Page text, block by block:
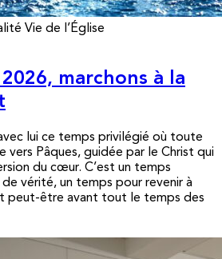
Vie de l’Église
marchons à la
lui ce temps privilégié où toute
vers Pâques, guidée par le Christ qui
du cœur. C’est un temps
vérité, un temps pour revenir à
peut-être avant tout le temps des